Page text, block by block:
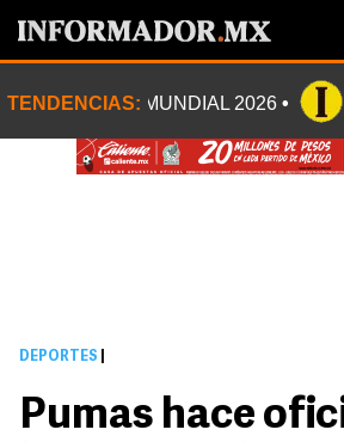
TENDENCIAS: MUNDIAL 2026
DEPORTES
Pumas hace